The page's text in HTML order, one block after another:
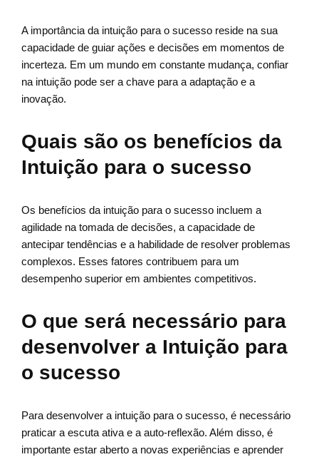
A importância da intuição para o sucesso reside na sua
capacidade de guiar ações e decisões em momentos de
incerteza. Em um mundo em constante mudança, confiar
na intuição pode ser a chave para a adaptação e a
inovação.
Quais são os benefícios da
Intuição para o sucesso
Os benefícios da intuição para o sucesso incluem a
agilidade na tomada de decisões, a capacidade de
antecipar tendências e a habilidade de resolver problemas
complexos. Esses fatores contribuem para um
desempenho superior em ambientes competitivos.
O que será necessário para
desenvolver a Intuição para
o sucesso
Para desenvolver a intuição para o sucesso, é necessário
praticar a escuta ativa e a auto-reflexão. Além disso, é
importante estar aberto a novas experiências e aprender